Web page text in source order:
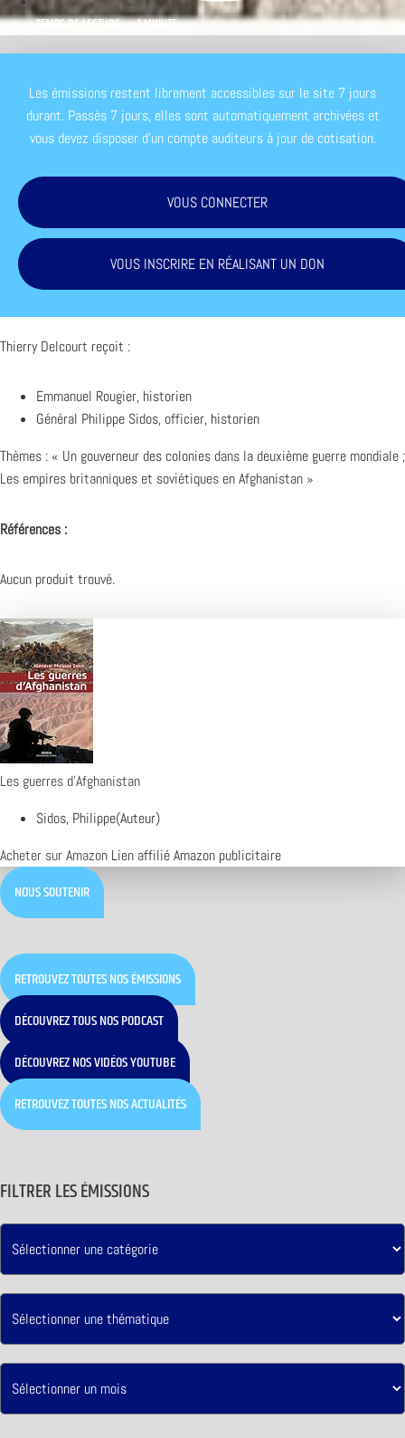
TEMPS DE LECTURE : < 1 MINUTE
Les émissions restent librement accessibles sur le site 7 jours
durant. Passés 7 jours, elles sont automatiquement archivées et
vous devez disposer d'un compte auditeurs à jour de cotisation.
VOUS CONNECTER
VOUS INSCRIRE EN RÉALISANT UN DON
Thierry Delcourt reçoit :
Emmanuel Rougier, historien
Général Philippe Sidos, officier, historien
Thèmes : « Un gouverneur des colonies dans la deuxième guerre mondiale ;
Les empires britanniques et soviétiques en Afghanistan »
Références :
Aucun produit trouvé.
Les guerres d'Afghanistan
Sidos, Philippe(Auteur)
Acheter sur Amazon Lien affilié Amazon publicitaire
NOUS SOUTENIR
RETROUVEZ TOUTES NOS ÉMISSIONS
DÉCOUVREZ TOUS NOS PODCAST
DÉCOUVREZ NOS VIDÉOS YOUTUBE
RETROUVEZ TOUTES NOS ACTUALITÉS
FILTRER LES ÉMISSIONS